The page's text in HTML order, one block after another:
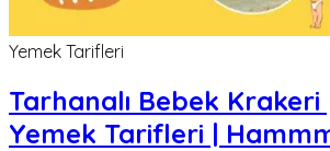
Yemek Tarifleri
Tarhanalı Bebek Krakeri
Yemek Tarifleri |